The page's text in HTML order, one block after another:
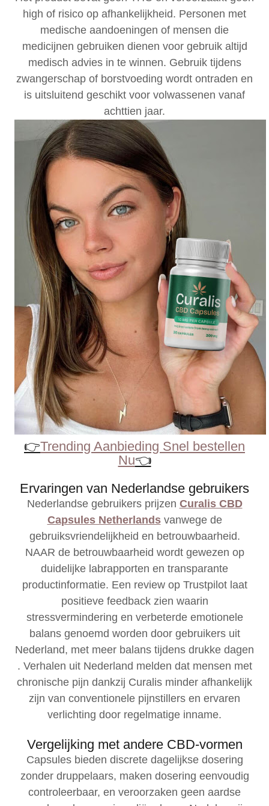
high of risico op afhankelijkheid. Personen met
medische aandoeningen of mensen die
medicijnen gebruiken dienen voor gebruik altijd
medisch advies in te winnen. Gebruik tijdens
zwangerschap of borstvoeding wordt ontraden en
is uitsluitend geschikt voor volwassenen vanaf
achttien jaar.
👉Trending Aanbieding Snel bestellen
Nu👈
Ervaringen van Nederlandse gebruikers
Nederlandse gebruikers prijzen Curalis CBD
Capsules Netherlandsvanwege de
gebruiksvriendelijkheid en betrouwbaarheid.
NAAR de betrouwbaarheid wordt gewezen op
duidelijke labrapporten en transparante
productinformatie. Een review op Trustpilot laat
positieve feedback zien waarin
stressvermindering en verbeterde emotionele
balans genoemd worden door gebruikers uit
Nederland, met meer balans tijdens drukke dagen
. Verhalen uit Nederland melden dat mensen met
chronische pijn dankzij Curalis minder afhankelijk
zijn van conventionele pijnstillers en ervaren
verlichting door regelmatige inname.
Vergelijking met andere CBD-vormen
Capsules bieden discrete dagelijkse dosering
zonder druppelaars, maken dosering eenvoudig
controleerbaar, en veroorzaken geen aardse